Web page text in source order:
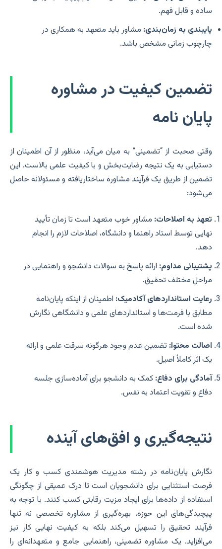
ساده و قابل فهم.
پایبندی به زمان‌بندی: مشاور باید متعهد به همکاری در
چارچوب زمانی مشخص باشد.
تضمین کیفیت در مشاوره
پایان نامه
وقتی صحبت از “تضمینی” به میان می‌آید، منظور از آن اطمینان از
دستیابی به یک نتیجه رضایت‌بخش و با کیفیت علمی بالاست. این
تضمین از طریق یک فرآیند مشاوره ساختاریافته و مسئولانه حاصل
می‌شود:
تعهد به اصلاحات: مشاور خوب متعهد است تا زمان تأیید
نهایی توسط استاد راهنما و دانشگاه، اصلاحات لازم را انجام
دهد.
پشتیبانی مداوم: ارائه پاسخ به سوالات دانشجو و راهنمایی در
مراحل مختلف تحقیق.
رعایت استانداردهای آکادمیک: اطمینان از اینکه پایان‌نامه
مطابق با فرمت‌ها و استانداردهای علمی و دانشگاهی نگارش
شده است.
اصالت محتوا: تضمین عدم وجود هرگونه سرقت علمی و ارائه
یک اثر کاملاً اصیل.
آمادگی برای دفاع: کمک به دانشجو برای آماده‌سازی جلسه
دفاع و تقویت اعتماد به نفس.
نتیجه‌گیری و افق‌های آینده
نگارش پایان‌نامه در رشته مدیریت هوشمندی کسب و کار یک
فرصت استثنایی برای دانشجویان است تا درک عمیقی از چگونگی
استفاده از داده‌ها برای ایجاد مزیت رقابتی کسب کنند. با توجه به
پیچیدگی‌های این حوزه، بهره‌گیری از مشاوره تخصصی نه تنها
فرآیند تحقیق را تسهیل می‌کند بلکه به کیفیت نهایی کار نیز
می‌افزاید. یک مشاوره تضمینی، راهنمایی جامع و متعهدانه‌ای را